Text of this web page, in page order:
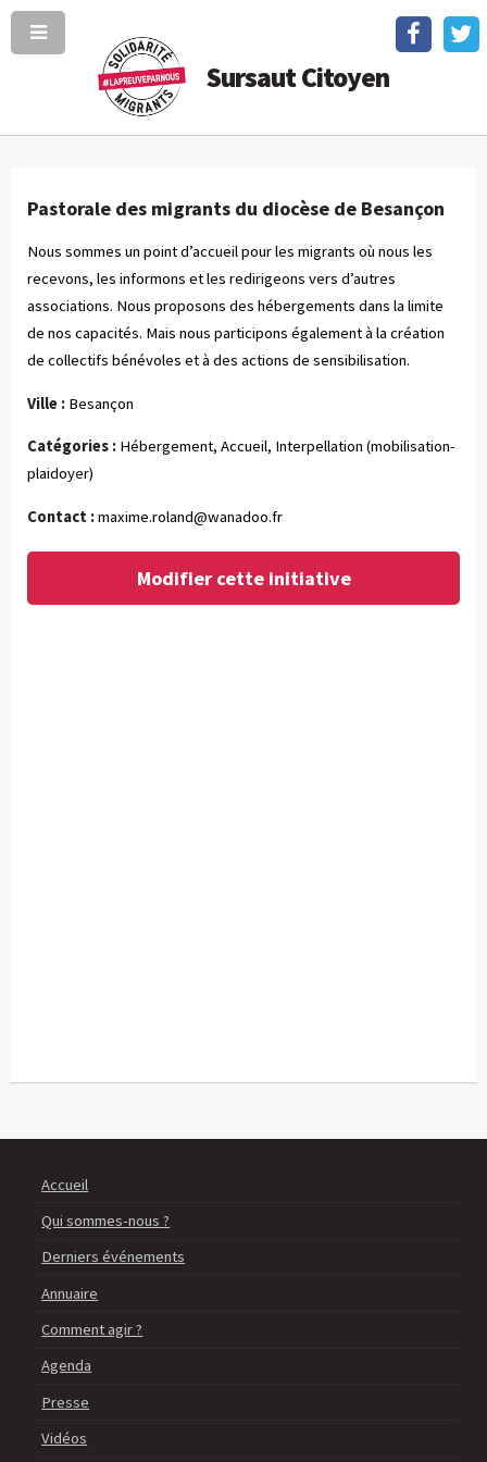
Sursaut Citoyen
Pastorale des migrants du diocèse de Besançon
Nous sommes un point d’accueil pour les migrants où nous les
recevons, les informons et les redirigeons vers d’autres
associations. Nous proposons des hébergements dans la limite
de nos capacités. Mais nous participons également à la création
de collectifs bénévoles et à des actions de sensibilisation.
Ville : Besançon
Catégories : Hébergement, Accueil, Interpellation (mobilisation-
plaidoyer)
Contact :maxime.roland@wanadoo.fr
Modifier cette initiative
Accueil
Qui sommes-nous ?
Derniers événements
Annuaire
Comment agir ?
Agenda
Presse
Vidéos